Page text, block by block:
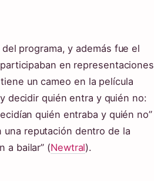
programa, y además fue el
en representaciones
un cameo en la película
decidir quién entra y quién no:
quién entraba y quién no”
reputación dentro de la
a bailar” (Newtral).